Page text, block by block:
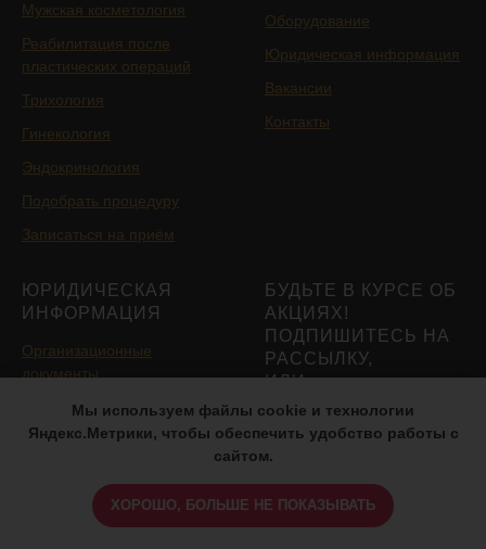
Мужская косметология
Реабилитация после
пластических операций
Трихология
Гинекология
Эндокринология
Подобрать процедуру
Записаться на приём
Оборудование
Юридическая информация
Вакансии
Контакты
ЮРИДИЧЕСКАЯ
ИНФОРМАЦИЯ
Организационные
документы
Нормативно-правовые
документы
исполнительной власти в
сфере охраны здоровья
БУДЬТЕ В КУРСЕ ОБ
АКЦИЯХ!
ПОДПИШИТЕСЬ НА
РАССЫЛКУ,
ИЛИ
ПРИСОЕДИНЯЙТЕСЬ
К НАМ В СОЦСЕТЯХ!
Нажимая на кнопку, вы даете
Мы используем файлы cookie и технологии
Яндекс.Метрики, чтобы обеспечить удобство работы с
сайтом.
ХОРОШО, БОЛЬШЕ НЕ ПОКАЗЫВАТЬ